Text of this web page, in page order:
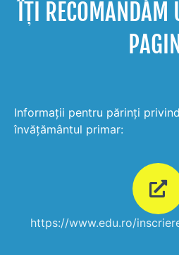
ÎȚI RECOMANDĂM
PAGINI
Informaţii pentru părinţi
învățământul primar:
https://www.edu.ro/